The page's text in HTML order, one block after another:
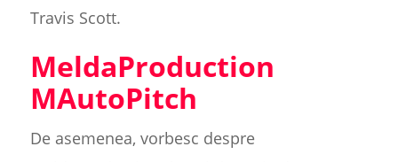
Travis Scott.
MeldaProduction
MAutoPitch
De asemenea, vorbesc despre